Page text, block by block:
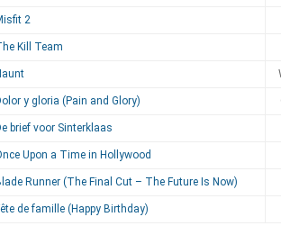
2
Kill Team
y gloria (Pain and Glory)
brief voor Sinterklaas
Upon a Time in Hollywood
Runner (The Final Cut – The Future Is Now)
de famille (Happy Birthday)